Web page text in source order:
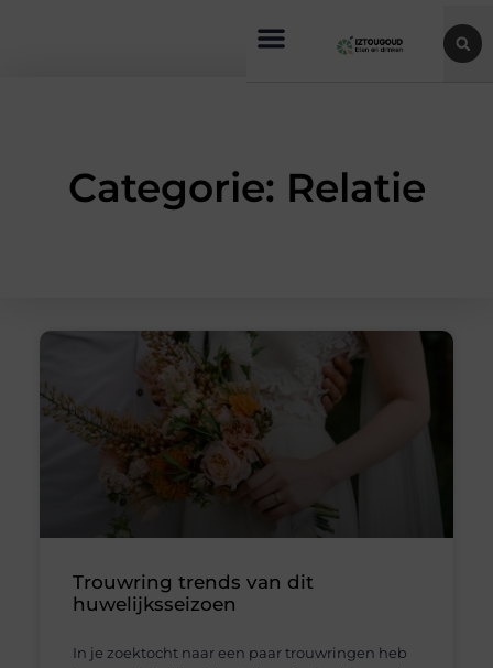
Categorie: Relatie
Trouwring trends van dit
huwelijksseizoen
In je zoektocht naar een paar trouwringen heb